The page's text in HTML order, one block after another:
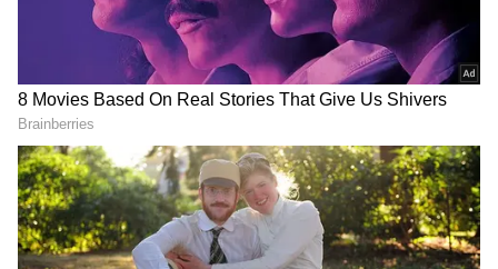
RITES லிமிடெட் கட்ட உள்ளது. இந்தக்
கட்டுமானப் பணிகள் இரண்டு கட்டங்களாக
நடைபெறும் என்று சொல்லப்பபடுகிறது.